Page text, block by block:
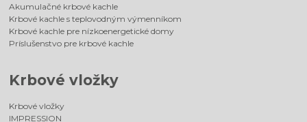
Akumulačné krbové kachle
Krbové kachle s teplovodným výmenníkom
Krbové kachle pre nízkoenergetické domy
Príslušenstvo pre krbové kachle
Krbové vložky
Krbové vložky
IMPRESSION